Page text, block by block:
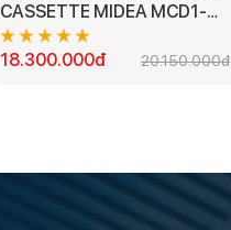
CASSETTE MIDEA MCD1-
28CRN1 - 2.5 HP
18.300.000đ
20.150.000đ